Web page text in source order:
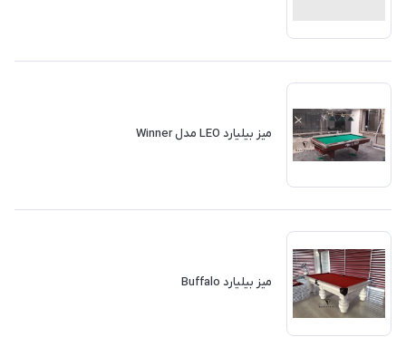
میز بیلیارد LEO مدل Winner
میز بیلیارد Buffalo